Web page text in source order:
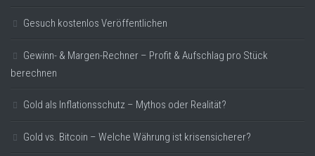
Gesuch kostenlos Veröffentlichen
Gewinn- & Margen-Rechner – Profit & Aufschlag pro Stück
berechnen
Gold als Inflationsschutz – Mythos oder Realität?
Gold vs. Bitcoin – Welche Währung ist krisensicherer?